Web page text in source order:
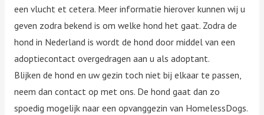
een vlucht et cetera. Meer informatie hierover kunnen wij u
geven zodra bekend is om welke hond het gaat. Zodra de
hond in Nederland is wordt de hond door middel van een
adoptiecontact overgedragen aan u als adoptant.
Blijken de hond en uw gezin toch niet bij elkaar te passen,
neem dan contact op met ons. De hond gaat dan zo
spoedig mogelijk naar een opvanggezin van HomelessDogs.